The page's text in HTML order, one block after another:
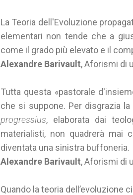
La Teoria dell'Evoluzione
elementari non tende che a
come il grado più elevato e il
Alexandre Barivault, Aforismi di
Tutta questa «pastorale
che si suppone. Per disgrazia
progressius, elaborata dai
materialisti, non quadrerà mai
diventata una sinistra buffoneria.
Alexandre Barivault, Aforismi di
Quando la teoria dell’evoluzione